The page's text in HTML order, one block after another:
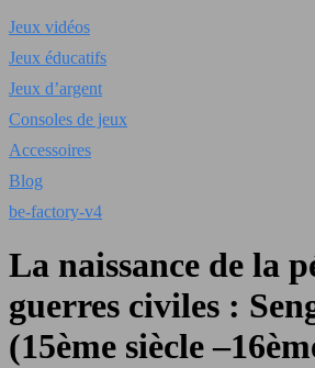
Jeux vidéos
Jeux éducatifs
Jeux d’argent
Consoles de jeux
Accessoires
Blog
be-factory-v4
La naissance de la
guerres civiles :
(15ème siècle